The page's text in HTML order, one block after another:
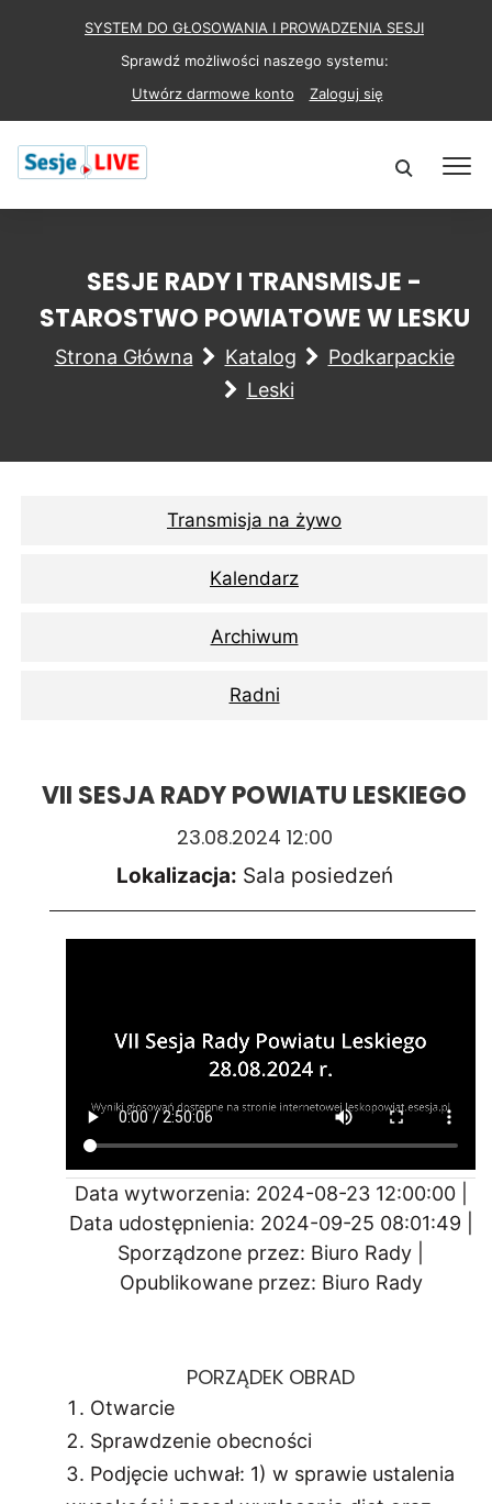
SYSTEM DO GŁOSOWANIA I PROWADZENIA SESJI
Sprawdź możliwości naszego systemu:
Utwórz darmowe konto
Zaloguj się
SESJE RADY I TRANSMISJE -
STAROSTWO POWIATOWE W LESKU
Strona Główna Katalog
Podkarpackie
Leski
Transmisja na żywo
Kalendarz
Archiwum
Radni
VII SESJA RADY POWIATU LESKIEGO
23.08.2024 12:00
Lokalizacja: Sala posiedzeń
Data wytworzenia: 2024-08-23 12:00:00 |
Data udostępnienia: 2024-09-25 08:01:49 |
Sporządzone przez: Biuro Rady |
Opublikowane przez: Biuro Rady
PORZĄDEK OBRAD
Otwarcie
Sprawdzenie obecności
Podjęcie uchwał: 1) w sprawie ustalenia